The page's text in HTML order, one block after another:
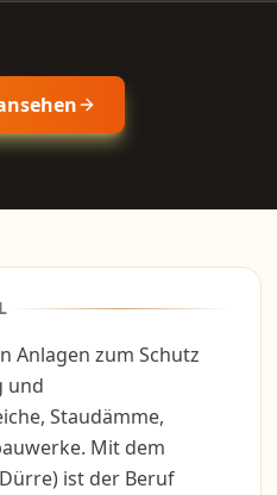
Anlagen zum Schutz
und
Staudämme,
Mit dem
ist der Beruf